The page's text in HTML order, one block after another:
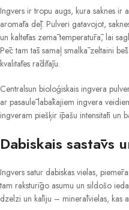
Ingvers ir tropu augs, kura saknes ir
aromāta dēļ. Pulveri gatavojot,
un kaltētas zemā temperatūrā, lai
Pēc tam tās samaļ smalkā zeltaini
kvalitātes rādītāju.
Centralsun bioloģiskais ingvera
ar pasaulē labākajiem ingvera
ingveram piešķir īpašu intensitāti un
Dabiskais sastāvs
Ingvers satur dabiskas vielas,
tam raksturīgo asumu un sildošo
dzelzi un kāliju – minerālvielas, kas